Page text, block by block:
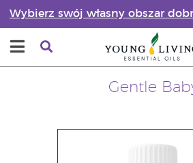
Wybierz swój własny obszar
Gentle